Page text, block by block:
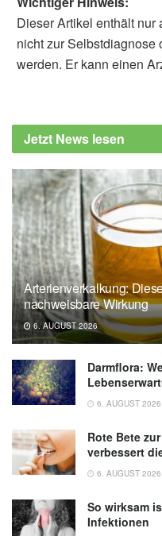
researchers
Matthijs H.
Roel J. H. M.
salivary
for
Oncology,
Dieser Artikel enthält
nicht zur
werden. Er kann einen
Jetzt News lesen
Arterienverkalkung:
nachweisbare Wirkung
6. AUGUST 2026
Darmflora:
6. AUGUST 2026
Rote Bete
verbessert
6. AUGUST 2026
So wirksam
Infektionen